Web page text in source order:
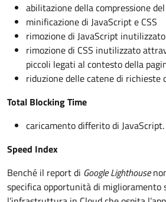
abilitazione della compressione
minificazione di JavaScript e CSS
rimozione di JavaScript inutilizzato
rimozione di CSS inutilizzato
piccoli legati al contesto della
riduzione delle catene di richieste
Total Blocking Time
caricamento differito di JavaScript.
Speed Index
Benché il report di Google Lighthouse
specifica opportunità di miglioramento